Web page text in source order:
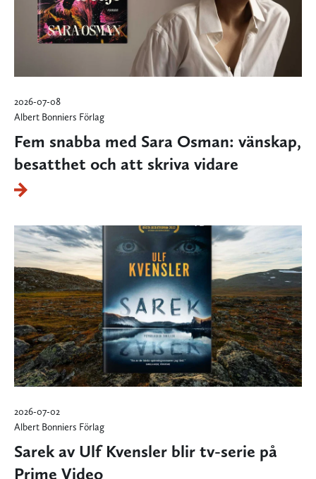
2026-07-08
Albert Bonniers Förlag
Fem snabba med Sara Osman: vänskap,
besatthet och att skriva vidare
2026-07-02
Albert Bonniers Förlag
Sarek av Ulf Kvensler blir tv-serie på
Prime Video